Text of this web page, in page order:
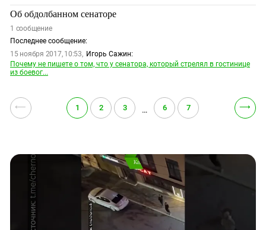
Об обдолбанном сенаторе
Последнее сообщение:
15 ноября 2017, 10:53, Игорь Сажин:
Почему не пишете о том, что у сенатора, который стрелял в гостинице
из боевог...
1 сообщение
⟵ 1 2 3 … 6 7 ⟶